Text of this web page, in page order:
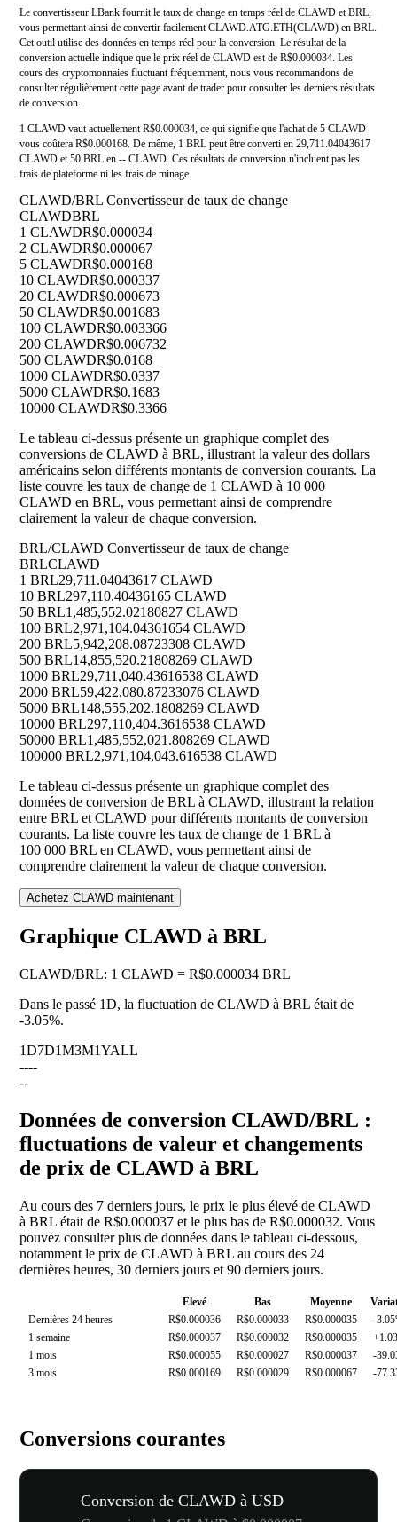
Le convertisseur LBank fournit le taux de change en temps réel de CLAWD et BRL,
vous permettant ainsi de convertir facilement CLAWD.ATG.ETH(CLAWD) en BRL.
Cet outil utilise des données en temps réel pour la conversion. Le résultat de la
conversion actuelle indique que le prix réel de CLAWD est de R$0.000034. Les
cours des cryptomonnaies fluctuant fréquemment, nous vous recommandons de
consulter régulièrement cette page avant de trader pour consulter les derniers résultats
de conversion.
1 CLAWD vaut actuellement R$0.000034, ce qui signifie que l'achat de 5 CLAWD
vous coûtera R$0.000168. De même, 1 BRL peut être converti en 29,711.04043617
CLAWD et 50 BRL en -- CLAWD. Ces résultats de conversion n'incluent pas les
frais de plateforme ni les frais de minage.
CLAWD/BRL Convertisseur de taux de change
CLAWDBRL
1 CLAWDR$0.000034
2 CLAWDR$0.000067
5 CLAWDR$0.000168
10 CLAWDR$0.000337
20 CLAWDR$0.000673
50 CLAWDR$0.001683
100 CLAWDR$0.003366
200 CLAWDR$0.006732
500 CLAWDR$0.0168
1000 CLAWDR$0.0337
5000 CLAWDR$0.1683
10000 CLAWDR$0.3366
Le tableau ci-dessus présente un graphique complet des
conversions de CLAWD à BRL, illustrant la valeur des dollars
américains selon différents montants de conversion courants. La
liste couvre les taux de change de 1 CLAWD à 10 000
CLAWD en BRL, vous permettant ainsi de comprendre
clairement la valeur de chaque conversion.
BRL/CLAWD Convertisseur de taux de change
BRLCLAWD
1 BRL29,711.04043617 CLAWD
10 BRL297,110.40436165 CLAWD
50 BRL1,485,552.02180827 CLAWD
100 BRL2,971,104.04361654 CLAWD
200 BRL5,942,208.08723308 CLAWD
500 BRL14,855,520.21808269 CLAWD
1000 BRL29,711,040.43616538 CLAWD
2000 BRL59,422,080.87233076 CLAWD
5000 BRL148,555,202.1808269 CLAWD
10000 BRL297,110,404.3616538 CLAWD
50000 BRL1,485,552,021.808269 CLAWD
100000 BRL2,971,104,043.616538 CLAWD
Le tableau ci-dessus présente un graphique complet des
données de conversion de BRL à CLAWD, illustrant la relation
entre BRL et CLAWD pour différents montants de conversion
courants. La liste couvre les taux de change de 1 BRL à
100 000 BRL en CLAWD, vous permettant ainsi de
comprendre clairement la valeur de chaque conversion.
Achetez CLAWD maintenant
Graphique CLAWD à BRL
CLAWD/BRL: 1 CLAWD = R$0.000034 BRL
Dans le passé 1D, la fluctuation de CLAWD à BRL était de
-3.05%.
1D7D1M3M1YALL
----
--
Données de conversion CLAWD/BRL :
fluctuations de valeur et changements
de prix de CLAWD à BRL
Au cours des 7 derniers jours, le prix le plus élevé de CLAWD
à BRL était de R$0.000037 et le plus bas de R$0.000032. Vous
pouvez consulter plus de données dans le tableau ci-dessous,
notamment le prix de CLAWD à BRL au cours des 24
dernières heures, 30 derniers jours et 90 derniers jours.
Elevé Bas Moyenne
Dernières 24 heures
R$0.000036 R$0.000033 R$0.000035
-
1 semaine
R$0.000037 R$0.000032 R$0.000035
1 mois
R$0.000055 R$0.000027 R$0.000037
-
3 mois
R$0.000169 R$0.000029 R$0.000067 -
Conversions courantes
Conversion de CLAWD à USD